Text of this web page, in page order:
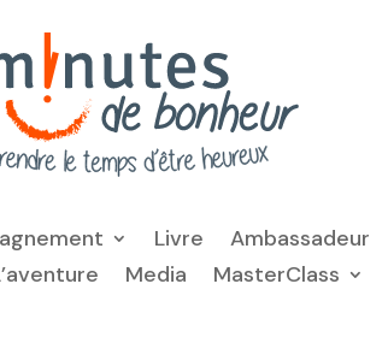
Livre
Ambassadeur
Media MasterClass